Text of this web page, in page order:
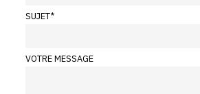
SUJET*
VOTRE MESSAGE